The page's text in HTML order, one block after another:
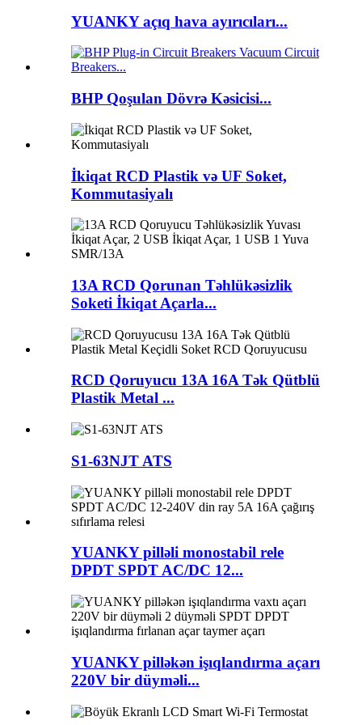
YUANKY açıq hava ayırıcıları...
BHP Qoşulan Dövrə Kəsicisi...
İkiqat RCD Plastik və UF Soket,
Kommutasiyalı
13A RCD Qorunan Təhlükəsizlik
Soketi İkiqat Açarla...
RCD Qoruyucu 13A 16A Tək Qütblü
Plastik Metal ...
S1-63NJT ATS
YUANKY pilləli monostabil rele
DPDT SPDT AC/DC 12...
YUANKY pilləkən işıqlandırma açarı
220V bir düyməli...